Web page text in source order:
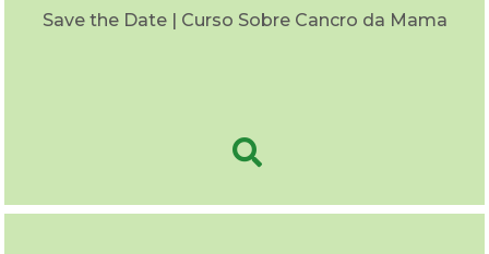
Save the Date | Curso Sobre Cancro da Mama